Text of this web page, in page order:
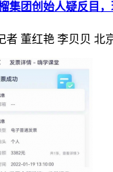
集团创始人疑反目
者 董红艳 李贝贝